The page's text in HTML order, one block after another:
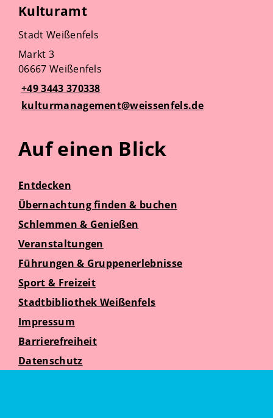
Kulturamt
Stadt Weißenfels
Markt 3
06667 Weißenfels
+49 3443 370338
kulturmanagement@weissenfels.de
Auf einen Blick
Entdecken
Übernachtung finden & buchen
Schlemmen & Genießen
Veranstaltungen
Führungen & Gruppenerlebnisse
Sport & Freizeit
Stadtbibliothek Weißenfels
Impressum
Barrierefreiheit
Datenschutz